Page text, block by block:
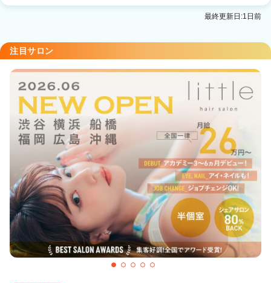
最終更新日:1日前
注目サロン